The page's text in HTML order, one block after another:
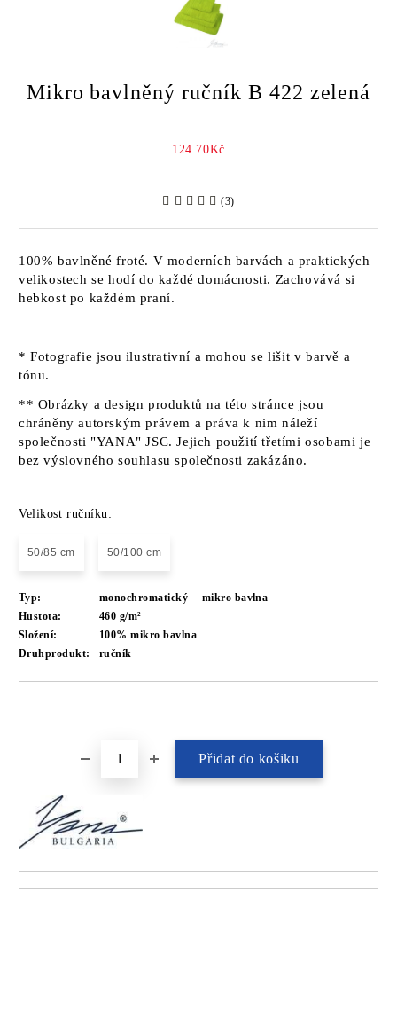
Mikro bavlněný ručník B 422 zelená
124.70Kč
(3)
100% bavlněné froté. V moderních barvách a praktických
velikostech se hodí do každé domácnosti. Zachovává si
hebkost po každém praní.
* Fotografie jsou ilustrativní a mohou se lišit v barvě a
tónu.
** Obrázky a design produktů na této stránce jsou
chráněny autorským právem a práva k nim náleží
společnosti "YANA" JSC. Jejich použití třetími osobami je
bez výslovného souhlasu společnosti zakázáno.
Velikost ručníku:
50/85 cm 50/100 cm
Typ: monochromatický
mikro bavlna
Hustota:
460 g/m²
Složení:
100% mikro bavlna
Druhprodukt:
ručník